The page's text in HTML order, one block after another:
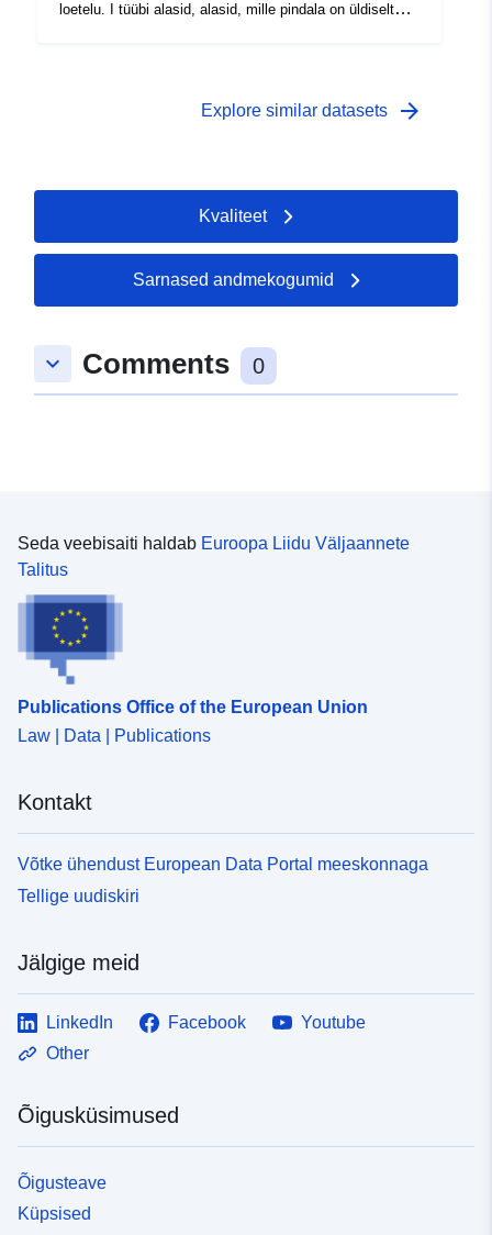
loetelu. I tüübi alasid, alasid, mille pindala on üldiselt
valdkonnad on eriti tundlikud isegi piiratud seadmete või
Explore similar datasets arrow_forward
Kvaliteet
Sarnased andmekogumid
keyboard_arrow_down Comments 0
Seda veebisaiti haldab Euroopa Liidu Väljaannete
Talitus
Publications Office of the European Union
Law | Data | Publications
Kontakt
Võtke ühendust European Data Portal meeskonnaga
Tellige uudiskiri
Jälgige meid
LinkedIn Facebook
Youtube
Other
Õigusküsimused
Õigusteave
Küpsised